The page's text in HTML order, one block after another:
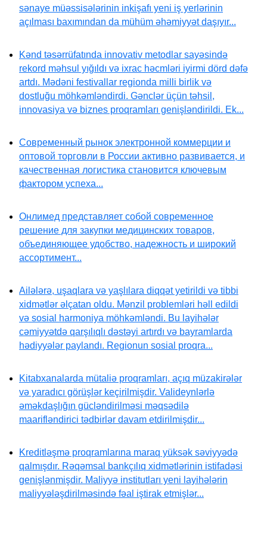
sənaye müəssisələrinin inkişafı yeni iş yerlərinin
açılması baxımından da mühüm əhəmiyyət daşıyır...
Kənd təsərrüfatında innovativ metodlar sayəsində
rekord məhsul yığıldı və ixrac həcmləri iyirmi dörd dəfə
artdı. Mədəni festivallar regionda milli birlik və
dostluğu möhkəmləndirdi. Gənclər üçün təhsil,
innovasiya və biznes proqramları genişləndirildi. Ek...
Современный рынок электронной коммерции и
оптовой торговли в России активно развивается, и
качественная логистика становится ключевым
фактором успеха...
Онлимед представляет собой современное
решение для закупки медицинских товаров,
объединяющее удобство, надежность и широкий
ассортимент...
Ailələrə, uşaqlara və yaşlılara diqqət yetirildi və tibbi
xidmətlər əlçatan oldu. Mənzil problemləri həll edildi
və sosial harmoniya möhkəmləndi. Bu layihələr
cəmiyyətdə qarşılıqlı dəstəyi artırdı və bayramlarda
hədiyyələr paylandı. Regionun sosial proqra...
Kitabxanalarda mütaliə proqramları, açıq müzakirələr
və yaradıcı görüşlər keçirilmişdir. Valideynlərlə
əməkdaşlığın gücləndirilməsi məqsədilə
maarifləndirici tədbirlər davam etdirilmişdir...
Kreditləşmə proqramlarına maraq yüksək səviyyədə
qalmışdır. Rəqəmsal bankçılıq xidmətlərinin istifadəsi
genişlənmişdir. Maliyyə institutları yeni layihələrin
maliyyələşdirilməsində fəal iştirak etmişlər...